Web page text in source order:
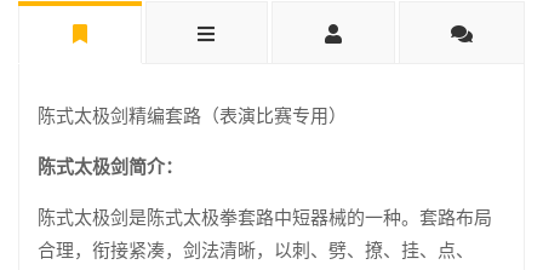
陈式太极剑精编套路（表演比赛专用）
陈式太极剑简介：
陈式太极剑是陈式太极拳套路中短器械的一种。套路布局
合理，衔接紧凑，剑法清晰，以刺、劈、撩、挂、点、